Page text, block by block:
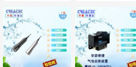
厂杀菌消毒总氯
检测
MFC-8800